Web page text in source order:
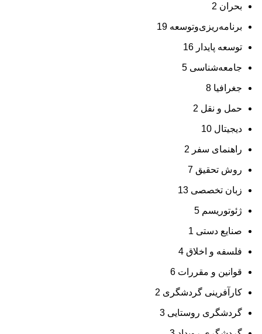
بحران 2
برنامه‌ریزی‌وتوسعه 19
توسعه پایدار 16
جامعه‌شناسی 5
جغرافیا 8
حمل و نقل 2
دیجیتال 10
راهنمای سفر 2
روش تحقیق 7
زبان تخصصی 13
ژئوتوریسم 5
صنایع دستی 1
فلسفه و اخلاق 4
قوانین و مقررات 6
کارآفرینی گردشگری 2
گردشگری روستایی 3